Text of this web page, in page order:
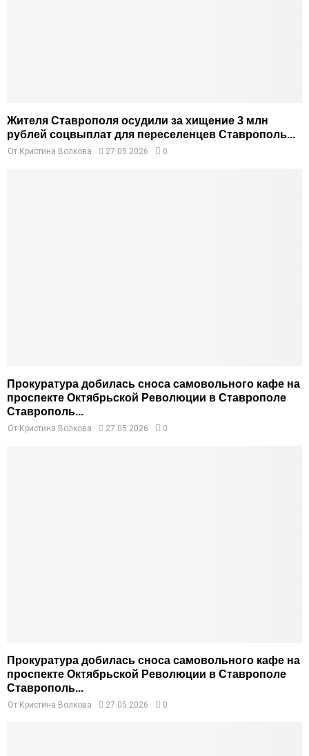
Жителя Ставрополя осудили за хищение 3 млн
рублей соцвыплат для переселенцев Ставрополь...
От Кристина Волкова 27.05.2026 0
Прокуратура добилась сноса самовольного кафе на
проспекте Октябрьской Революции в Ставрополе
Ставрополь...
От Кристина Волкова 27.05.2026 0
Прокуратура добилась сноса самовольного кафе на
проспекте Октябрьской Революции в Ставрополе
Ставрополь...
От Кристина Волкова 27.05.2026 0